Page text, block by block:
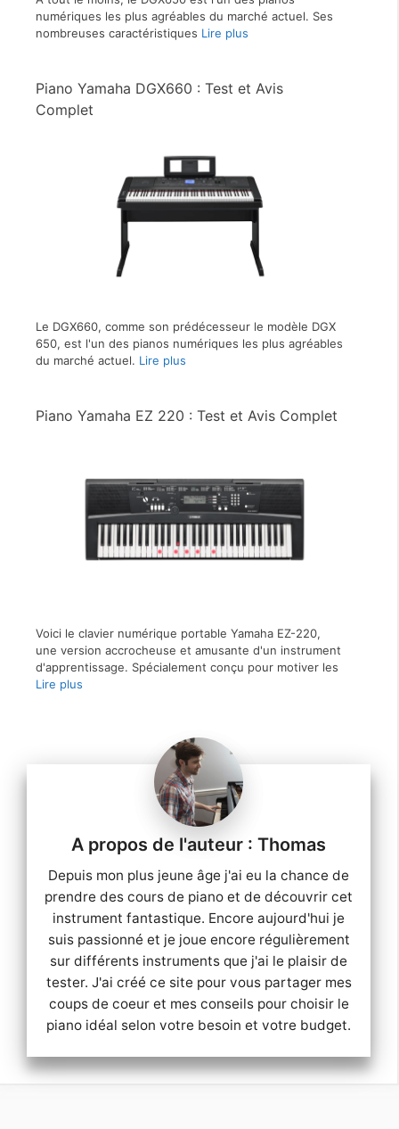
numériques les plus agréables du marché actuel. Ses
nombreuses caractéristiques Lire plus
Piano Yamaha DGX660 : Test et Avis
Complet
Le DGX660, comme son prédécesseur le modèle DGX
650, est l'un des pianos numériques les plus agréables
du marché actuel. Lire plus
Piano Yamaha EZ 220 : Test et Avis Complet
Voici le clavier numérique portable Yamaha EZ-220,
une version accrocheuse et amusante d'un instrument
d'apprentissage. Spécialement conçu pour motiver les
Lire plus
Thomas
Depuis mon plus jeune âge j'ai eu la chance de
prendre des cours de piano et de découvrir cet
instrument fantastique. Encore aujourd'hui je
suis passionné et je joue encore régulièrement
sur différents instruments que j'ai le plaisir de
tester. J'ai créé ce site pour vous partager mes
coups de coeur et mes conseils pour choisir le
piano idéal selon votre besoin et votre budget.